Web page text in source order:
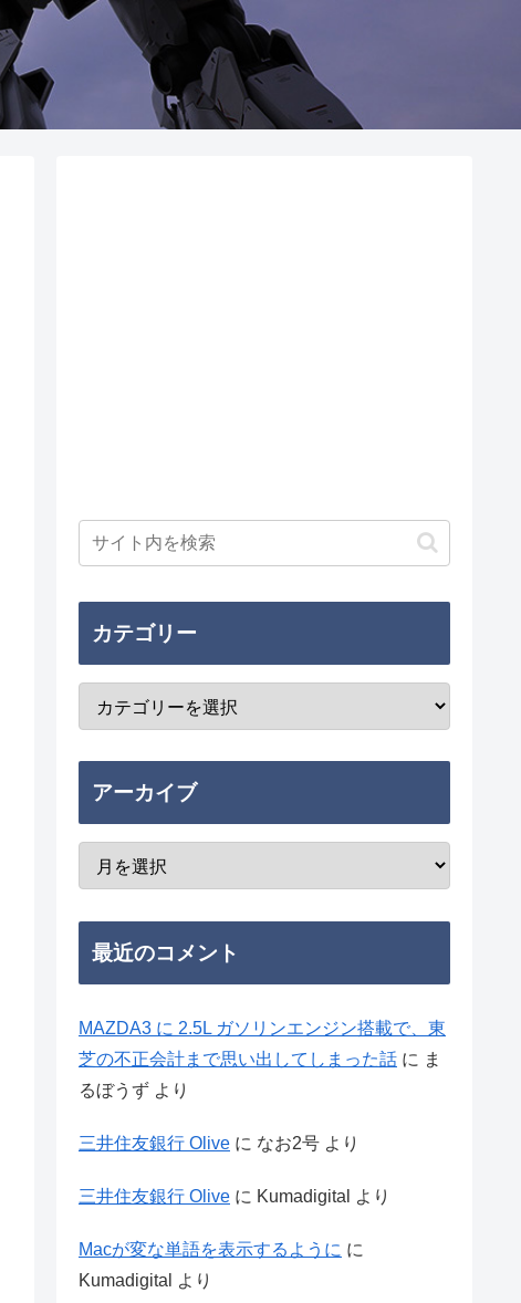
カテゴリー
アーカイブ
最近のコメント
MAZDA3 に 2.5L ガソリンエンジン搭載で、東
芝の不正会計まで思い出してしまった話 に ま
るぼうず より
三井住友銀行 Olive に なお2号 より
三井住友銀行 Olive に Kumadigital より
Macが変な単語を表示するように に
Kumadigital
より